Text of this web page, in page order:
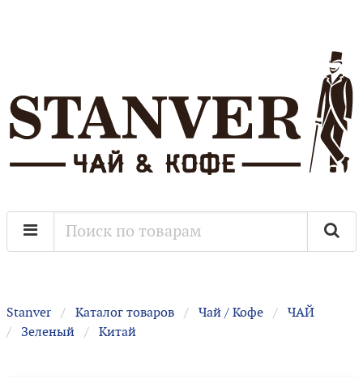
Stanver Каталог товаров Чай / Кофе
ЧАЙ
Зеленый
Китай